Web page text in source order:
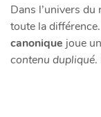
Dans l’univers
toute la
canonique joue
contenu dupliqué.